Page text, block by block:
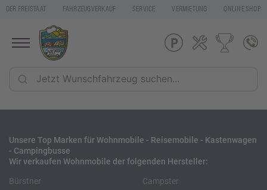
DER FREISTAAT FAHRZEUGVERKAUF SERVICE VERMIETUNG ONLINE SHOP
Unsere Top Marken für Wohnmobile - Reisemobile - Kastenwagen
- Campingbusse
Wir verkaufen Wohnmobile der folgenden Hersteller:
Bürstner
Campster